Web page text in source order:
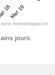
18Mer 19
www.meteobelgique.be
jours.